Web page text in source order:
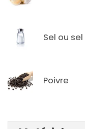
Sel ou sel
Poivre